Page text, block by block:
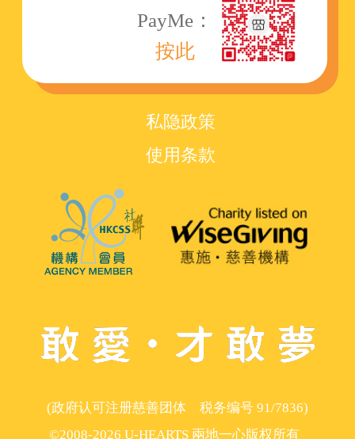
PayMe：
按此
(政府认可注册慈善团体 税务编号 91/7836)
私隐政策
使用条款
©2008-2026 U-HEARTS 兩地一心版权所有